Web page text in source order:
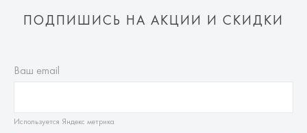
ПОДПИШИСЬ НА АКЦИИ И СКИДКИ
Ваш email
Используется Яндекс метрика